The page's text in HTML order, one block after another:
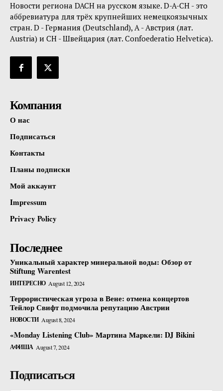
Новости региона DACH на русском языке. D-A-CH - это
аббревиатура для трёх крупнейших немецкоязычных
стран. D - Германия (Deutschland), A - Австрия (лат.
Austria) и CH - Швейцария (лат. Confoederatio Helvetica).
Компания
О нас
Подписаться
Контакты
Планы подписки
Мой аккаунт
Impressum
Privacy Policy
Последнее
Уникальный характер минеральной воды: Обзор от
Stiftung Warentest
ИНТЕРЕСНО August 12, 2024
Террористическая угроза в Вене: отмена концертов
Тейлор Свифт подмочила репутацию Австрии
НОВОСТИ August 8, 2024
«Monday Listening Club» Мартина Маркели: DJ Bikini
АФИША August 7, 2024
Подписаться